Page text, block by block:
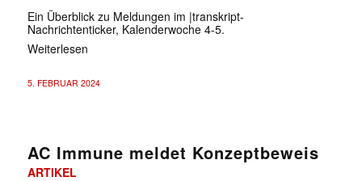
Ein Überblick zu Meldungen im |transkript-
Nachrichtenticker, Kalenderwoche 4-5.
Weiterlesen
5. FEBRUAR 2024
AC Immune meldet Konzeptbeweis
ARTIKEL